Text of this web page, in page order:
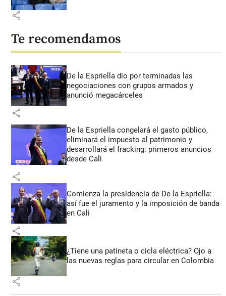
share
Te recomendamos
De la Espriella dio por terminadas las
negociaciones con grupos armados y
anunció megacárceles
share
De la Espriella congelará el gasto público,
eliminará el impuesto al patrimonio y
desarrollará el fracking: primeros anuncios
desde Cali
share
Comienza la presidencia de De la Espriella:
así fue el juramento y la imposición de banda
en Cali
share
¿Tiene una patineta o cicla eléctrica? Ojo a
las nuevas reglas para circular en Colombia
share